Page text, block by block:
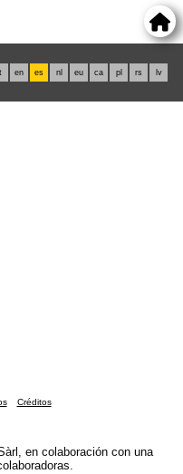
en es nl eu ca pl rs lv
Créditos
en colaboración con una